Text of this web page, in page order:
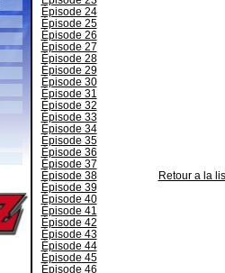
Épisode 24
Épisode 25
Épisode 26
Épisode 27
Épisode 28
Épisode 29
Épisode 30
Épisode 31
Épisode 32
Épisode 33
Épisode 34
Épisode 35
Épisode 36
Épisode 37
Épisode 38
Épisode 39
Épisode 40
Épisode 41
Épisode 42
Épisode 43
Épisode 44
Épisode 45
Épisode 46
Retour a la